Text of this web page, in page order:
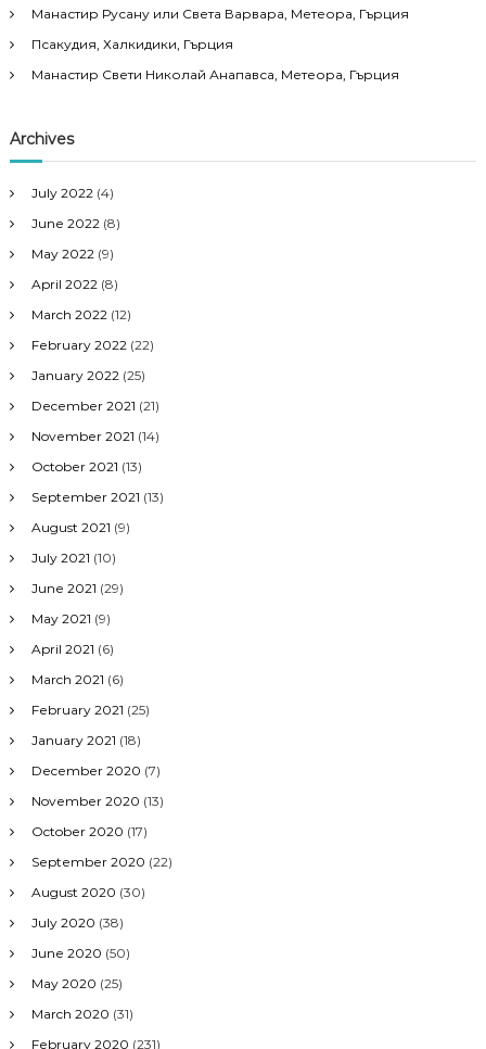
Манастир Русану или Света Варвара, Метеора, Гърция
Псакудия, Халкидики, Гърция
Манастир Свети Николай Анапавса, Метеора, Гърция
Archives
July 2022 (4)
June 2022 (8)
May 2022 (9)
April 2022 (8)
March 2022 (12)
February 2022 (22)
January 2022 (25)
December 2021 (21)
November 2021 (14)
October 2021 (13)
September 2021 (13)
August 2021 (9)
July 2021 (10)
June 2021 (29)
May 2021 (9)
April 2021 (6)
March 2021 (6)
February 2021 (25)
January 2021 (18)
December 2020 (7)
November 2020 (13)
October 2020 (17)
September 2020 (22)
August 2020 (30)
July 2020 (38)
June 2020 (50)
May 2020 (25)
March 2020 (31)
February 2020 (231)